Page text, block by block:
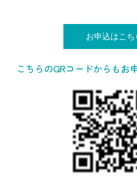
お申込はこち
こちらのQRコードからもお